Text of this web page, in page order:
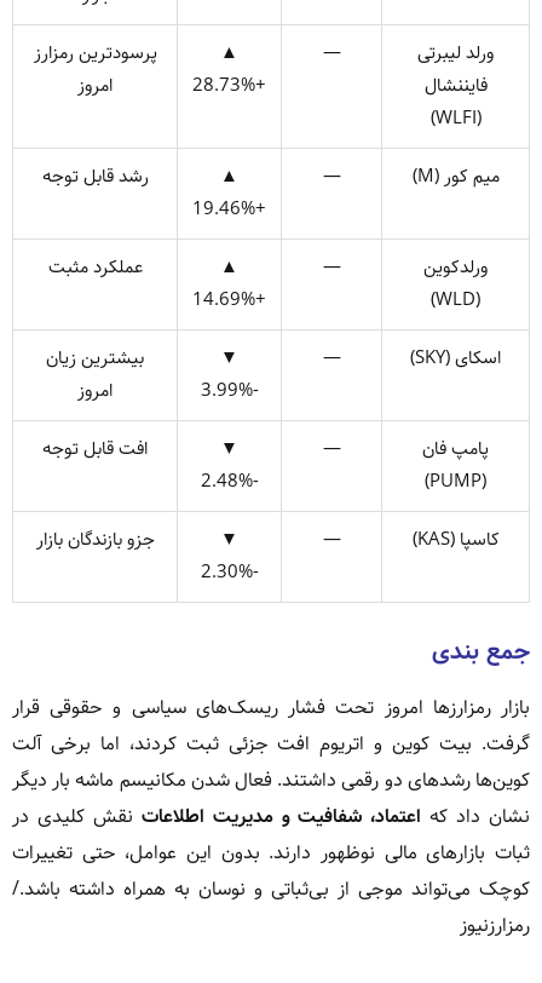
ورلد لیبرتی
فایننشال
(WLFI)
—
▲
+28.73%
پرسودترین رمزارز
امروز
میم کور (M) —
▲
+19.46%
رشد قابل توجه
ورلدکوین
(WLD)
—
▲
+14.69%
عملکرد مثبت
اسکای (SKY) —
▼
-3.99%
بیشترین زیان
امروز
پامپ فان
(PUMP)
—
▼
-2.48%
افت قابل توجه
کاسپا (KAS) —
▼
-2.30%
جزو بازندگان بازار
جمع‌ بندی
بازار رمزارزها امروز تحت فشار ریسک‌های سیاسی و حقوقی قرار
گرفت. بیت کوین و اتریوم افت جزئی ثبت کردند، اما برخی آلت
کوین‌ها رشدهای دو رقمی داشتند. فعال شدن مکانیسم ماشه بار دیگر
نشان داد که اعتماد، شفافیت و مدیریت اطلاعات نقش کلیدی در
ثبات بازارهای مالی نوظهور دارند. بدون این عوامل، حتی تغییرات
کوچک می‌تواند موجی از بی‌ثباتی و نوسان به همراه داشته باشد./
رمزارزنیوز